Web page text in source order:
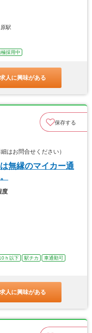
駅
極採用中
人に興味がある
保存する
お問合せください）
無縁のマイカー通
度
ｈ以下 駅チカ
車通勤可
人に興味がある